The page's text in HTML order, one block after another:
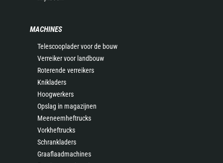
MACHINES
Telescooplader voor de bouw
Verreiker voor landbouw
Roterende verreikers
Knikladers
Hoogwerkers
Opslag in magazijnen
Meeneemheftrucks
Vorkheftrucks
Schrankladers
Graaflaadmachines